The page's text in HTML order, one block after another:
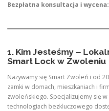
Bezpłatna konsultacja i wycena:
1. Kim Jesteśmy –
Smart Lock w Zwoleniu
Nazywamy się Smart Zwoleń i od
zamki w domach, mieszkaniach i
zwoleńskiego. Specjalizujemy się
technologiach bezkluczowego